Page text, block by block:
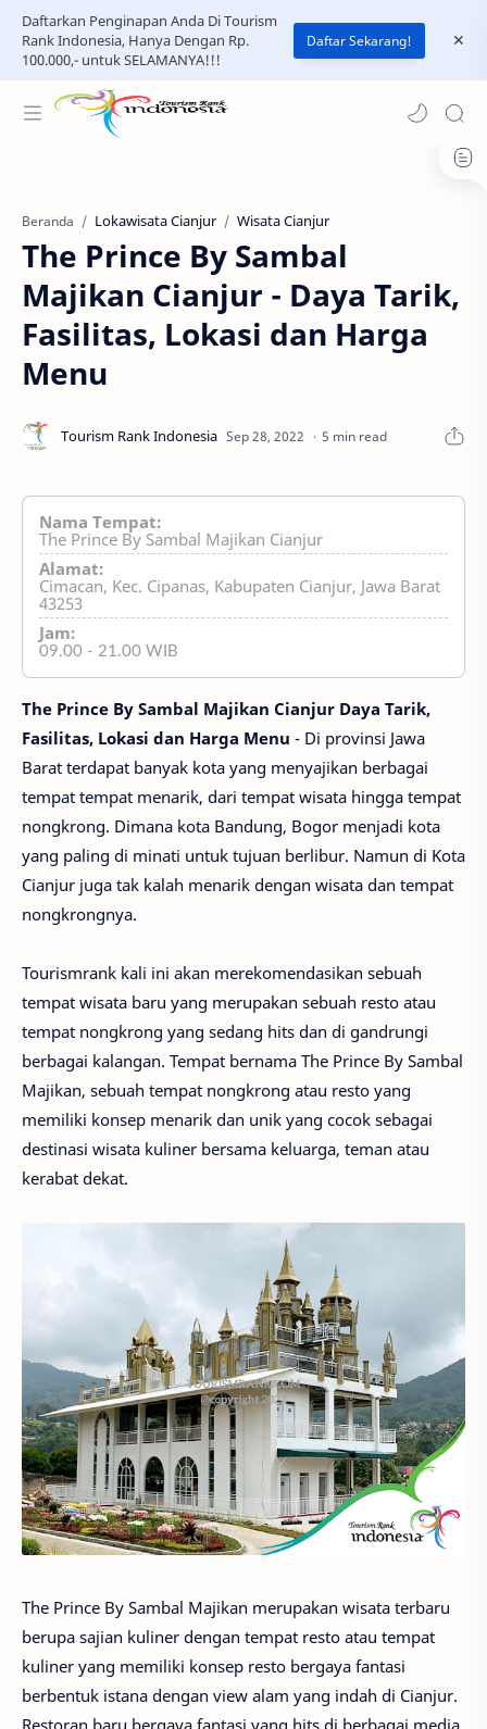
Daftarkan Penginapan Anda Di Tourism
Rank Indonesia, Hanya Dengan Rp.
100.000,- untuk SELAMANYA!!!
Daftar Sekarang!
Beranda Lokawisata Cianjur Wisata Cianjur
The Prince By Sambal
Majikan Cianjur - Daya Tarik,
Fasilitas, Lokasi dan Harga
Menu
5 min read
Nama Tempat:
The Prince By Sambal Majikan Cianjur
Alamat:
Cimacan, Kec. Cipanas, Kabupaten Cianjur, Jawa Barat
43253
Jam:
09.00 - 21.00 WIB
The Prince By Sambal Majikan Cianjur Daya Tarik,
Fasilitas, Lokasi dan Harga Menu - Di provinsi Jawa
Barat terdapat banyak kota yang menyajikan berbagai
tempat tempat menarik, dari tempat wisata hingga tempat
nongkrong. Dimana kota Bandung, Bogor menjadi kota
yang paling di minati untuk tujuan berlibur. Namun di Kota
Cianjur juga tak kalah menarik dengan wisata dan tempat
nongkrongnya.
Tourismrank kali ini akan merekomendasikan sebuah
tempat wisata baru yang merupakan sebuah resto atau
tempat nongkrong yang sedang hits dan di gandrungi
berbagai kalangan. Tempat bernama The Prince By Sambal
Majikan, sebuah tempat nongkrong atau resto yang
memiliki konsep menarik dan unik yang cocok sebagai
destinasi wisata kuliner bersama keluarga, teman atau
kerabat dekat.
The Prince By Sambal Majikan merupakan wisata terbaru
berupa sajian kuliner dengan tempat resto atau tempat
kuliner yang memiliki konsep resto bergaya fantasi
berbentuk istana dengan view alam yang indah di Cianjur.
Restoran baru bergaya fantasi yang hits di berbagai media